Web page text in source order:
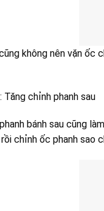
không nên vặn ốc
Tăng chỉnh phanh sau
bánh sau cũng
chỉnh ốc phanh sao